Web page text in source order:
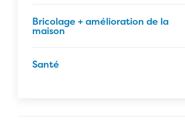
Bricolage + amélioration de la
maison
Santé